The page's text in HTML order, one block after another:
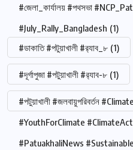
#জেলা_কার্যালয় #পথসভা
#July_Rally_Bangladesh (1)
#ডাকাতি #পটুয়াখালী #র‍্যাব_৮ (1)
#দূর্গাপুজা #পটুয়াখালী #র‍্যাব-৮ (1)
#পটুয়াখালী #জলবায়ুপরিবর্তন
#YouthForClimate
#PatuakhaliNews